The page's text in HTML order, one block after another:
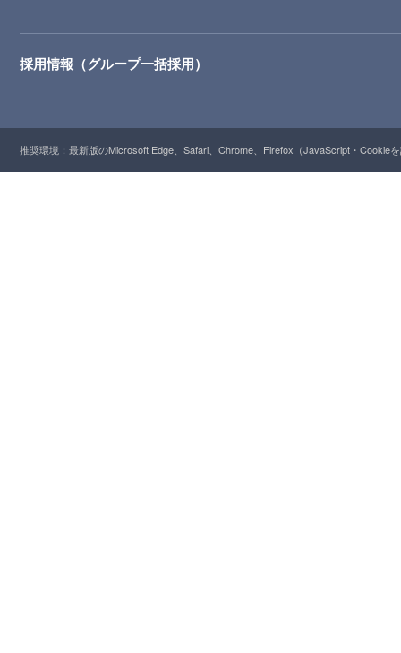
採用情報（グループ一括採用）
推奨環境：最新版のMicrosoft Edge、Safari、Chrome、Firefox（JavaScript・Cookie